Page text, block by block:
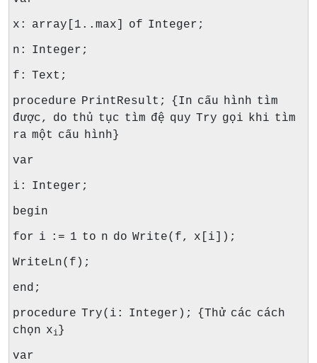
x: array[1..max] of Integer;
n: Integer;
f: Text;
procedure PrintResult; {In cấu hình tìm
được, do thủ tục tìm đệ quy Try gọi khi tìm
ra một cấu hình}
var
i: Integer;
begin
for i := 1 to n do Write(f, x[i]);
WriteLn(f);
end;
procedure Try(i: Integer); {Thử các cách
chọn xi }
var